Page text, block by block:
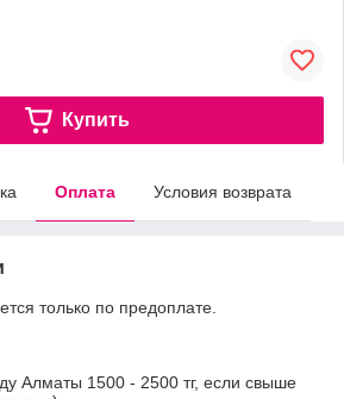
Купить
Оплата Условия возврата
только по предоплате.
Алматы 1500 - 2500 тг, если свыше